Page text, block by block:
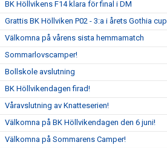
BK Höllvikens F14 klara för final i DM
Grattis BK Höllviken P02 - 3:a i årets Gothia cup
Välkomna på vårens sista hemmamatch
Sommarlovscamper!
Bollskole avslutning
BK Höllvikendagen firad!
Våravslutning av Knatteserien!
Välkomna på BK Höllvikendagen den 6 juni!
Välkomna på Sommarens Camper!